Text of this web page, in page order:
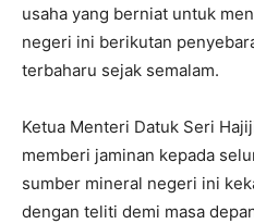
usaha yang berniat untuk
negeri ini berikutan
terbaharu sejak semalam.
Ketua Menteri Datuk Seri
memberi jaminan kepada
sumber mineral negeri ini
dengan teliti demi masa